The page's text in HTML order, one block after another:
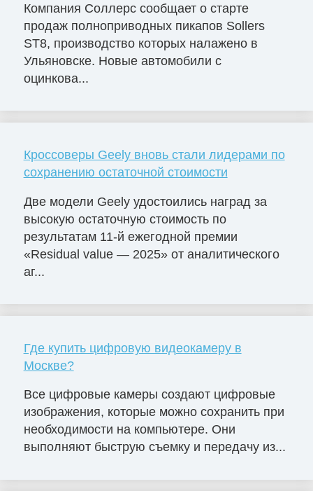
Компания Соллерс сообщает о старте
продаж полноприводных пикапов Sollers
ST8, производство которых налажено в
Ульяновске. Новые автомобили с
оцинкова...
Кроссоверы Geely вновь стали лидерами по
сохранению остаточной стоимости
Две модели Geely удостоились наград за
высокую остаточную стоимость по
результатам 11-й ежегодной премии
«Residual value — 2025» от аналитического
аг...
Где купить цифровую видеокамеру в
Москве?
Все цифровые камеры создают цифровые
изображения, которые можно сохранить при
необходимости на компьютере. Они
выполняют быструю съемку и передачу из...